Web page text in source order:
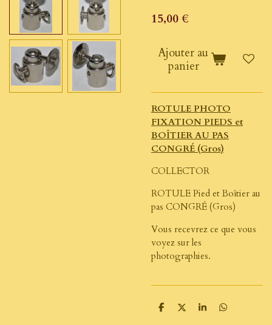
15,00 €
Ajouter au
panier
ROTULE PHOTO
FIXATION PIEDS et
BOÎTIER AU PAS
CONGRÉ (Gros)
COLLECTOR
ROTULE Pied et Boîtier au
pas CONGRÉ (Gros)
Vous recevrez ce que vous
voyez sur les
photographies.
P
P
P
P